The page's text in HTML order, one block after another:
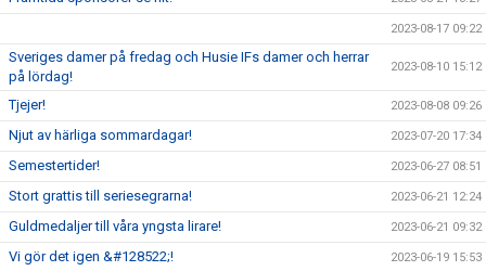
2023-08-17 09:22
Sveriges damer på fredag och Husie IFs damer och herrar
på lördag!
2023-08-10 15:12
Tjejer! 2023-08-08 09:26
Njut av härliga sommardagar! 2023-07-20 17:34
Semestertider! 2023-06-27 08:51
Stort grattis till seriesegrarna! 2023-06-21 12:24
Guldmedaljer till våra yngsta lirare! 2023-06-21 09:32
Vi gör det igen &#128522;! 2023-06-19 15:53